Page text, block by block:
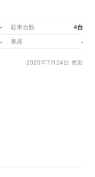
- 駐車台数 4台
- 車高 -
2026年7月24日 更新